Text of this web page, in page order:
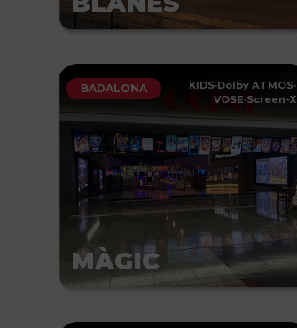
BADALONA KIDS·Dolby ATMOS·
VOSE·Screen-X
MÀGIC